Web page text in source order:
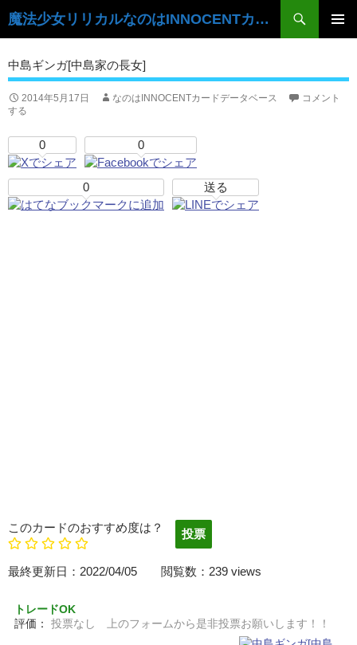
魔法少女リリカルなのはINNOCENTカードデータベース
検
索
イ
ン
テ
ン
ツ
へ
ッ
プ
中島ギンガ[中島家の長女]
2014年5月17日 なのはINNOCENTカードデータベース
コメント
する
0 0
0 送る
このカードのおすすめ度は？
最終更新日：2022/04/05 閲覧数：239 views
トレードOK
評価：
投票なし 上のフォームから是非投票お願いします！！